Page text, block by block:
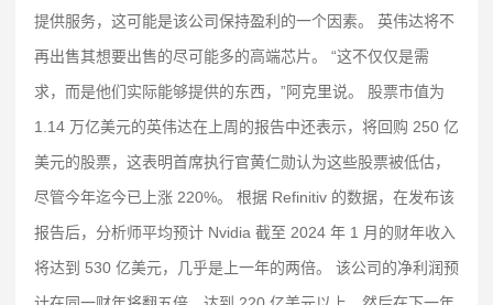
提供服务，这可能是该公司保持盈利的一个因素。 英伟达将不
再出售其想要出售的尽可能多的高端芯片。 “这不仅仅是需
求，而是他们实际能够提供的东西，”阿克里说。 股票市值为
1.14 万亿美元的英伟达在上周的报告中还表示，将回购 250 亿
美元的股票，这表明首席执行官黄仁勋认为这些股票被低估，
尽管今年迄今已上涨 220%。 根据 Refinitiv 的数据，在发布该
报告后，分析师平均预计 Nvidia 截至 2024 年 1 月的财年收入
将达到 530 亿美元，几乎是上一年的两倍。 该公司的净利润预